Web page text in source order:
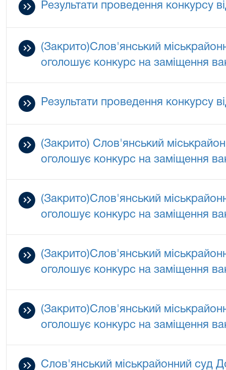
Результати проведення конкурсу
(Закрито)Слов'янський
оголошує конкурс на заміщення
Результати проведення конкурсу
(Закрито) Слов'янський
оголошує конкурс на заміщення
(Закрито)Слов'янський
оголошує конкурс на заміщення
(Закрито)Слов'янський
оголошує конкурс на заміщення
(Закрито)Слов'янський
оголошує конкурс на заміщення
Слов'янський міськрайонний суд